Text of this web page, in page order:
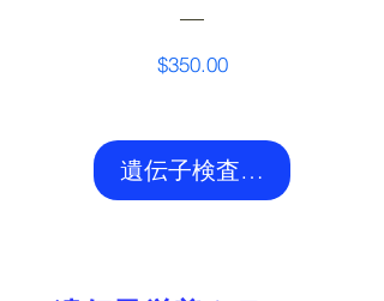
$350.00価
遺伝子検査アドバンスを